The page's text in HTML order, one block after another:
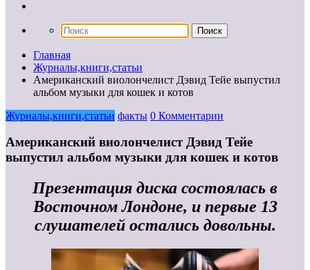
Главная
Журналы,книги,статьи
Американский виолончелист Дэвид Тейе выпустил
альбом музыки для кошек и котов
Журналы,книги,статьи факты 0 Комментарии
Американский виолончелист Дэвид Тейе
выпустил альбом музыки для кошек и котов
Презентация диска состоялась в
Восточном Лондоне, и первые 13
слушателей остались довольны.